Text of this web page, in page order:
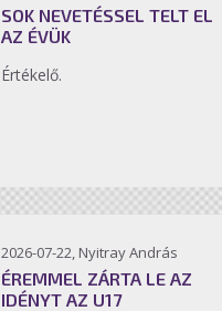
SOK NEVETÉSSEL TELT EL
AZ ÉVÜK
Értékelő.
2026-07-22, Nyitray András
ÉREMMEL ZÁRTA LE AZ
IDÉNYT AZ U17